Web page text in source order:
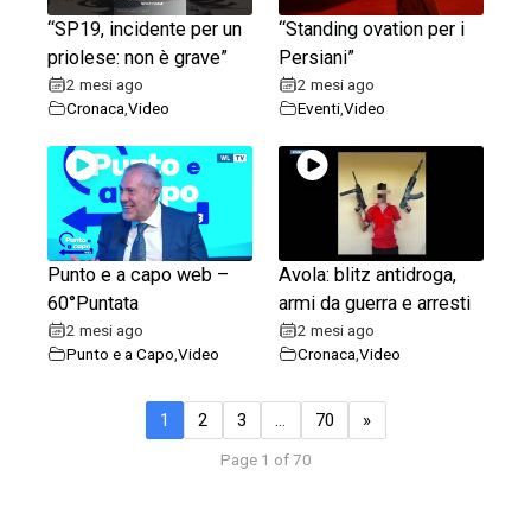
“SP19, incidente per un
priolese: non è grave”
2 mesi ago
Cronaca Video
“Standing ovation per i
Persiani”
2 mesi ago
Eventi,Video
Punto e a capo web –
60°Puntata
2 mesi ago
Punto e a Capo,Video
Avola: blitz antidroga,
armi da guerra e arresti
2 mesi ago
Cronaca,Video
1 2 3 … 70 »
Page 1 of 70